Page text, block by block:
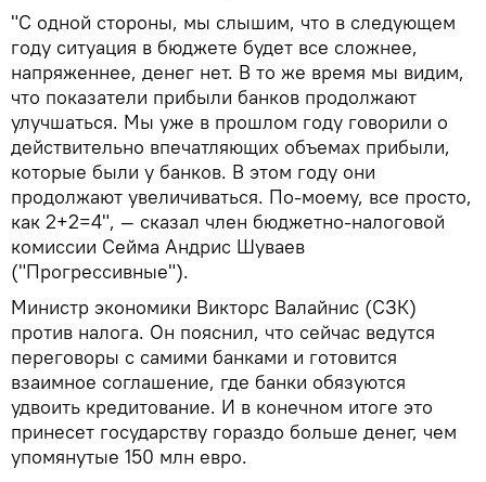
"С одной стороны, мы слышим, что в следующем
году ситуация в бюджете будет все сложнее,
напряженнее, денег нет. В то же время мы видим,
что показатели прибыли банков продолжают
улучшаться. Мы уже в прошлом году говорили о
действительно впечатляющих объемах прибыли,
которые были у банков. В этом году они
продолжают увеличиваться. По-моему, все просто,
как 2+2=4", — сказал член бюджетно-налоговой
комиссии Сейма Андрис Шуваев
("Прогрессивные").
Министр экономики Викторс Валайнис (СЗК)
против налога. Он пояснил, что сейчас ведутся
переговоры с самими банками и готовится
взаимное соглашение, где банки обязуются
удвоить кредитование. И в конечном итоге это
принесет государству гораздо больше денег, чем
упомянутые 150 млн евро.